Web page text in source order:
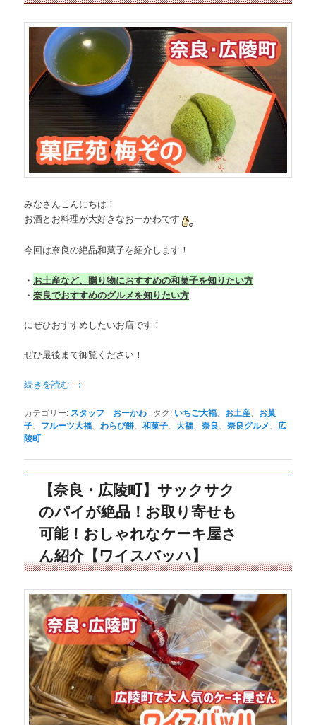
みなさんこんにちは！
お酒とお料理が大好きなおーかわです
今回は奈良の絶品和菓子を紹介します！
・ お土産など、贈り物におすすめの和菓子を知りたい方
・奈良でおすすめのグルメを知りたい方
にぜひおすすめしたいお店です！
ぜひ最後まで御覧ください！
続きを読む →
カテゴリー: スタッフ おーかわ | タグ: いちご大福 お土産
お菓
子
フルーツ大福 わらび餅 、和菓子 、大福 、奈良 、奈良グルメ
広
陵町
【奈良・広陵町】サックサク
のパイが絶品！お取り寄せも
可能！おしゃれなケーキ屋さ
ん紹介【ワイスバッハ】